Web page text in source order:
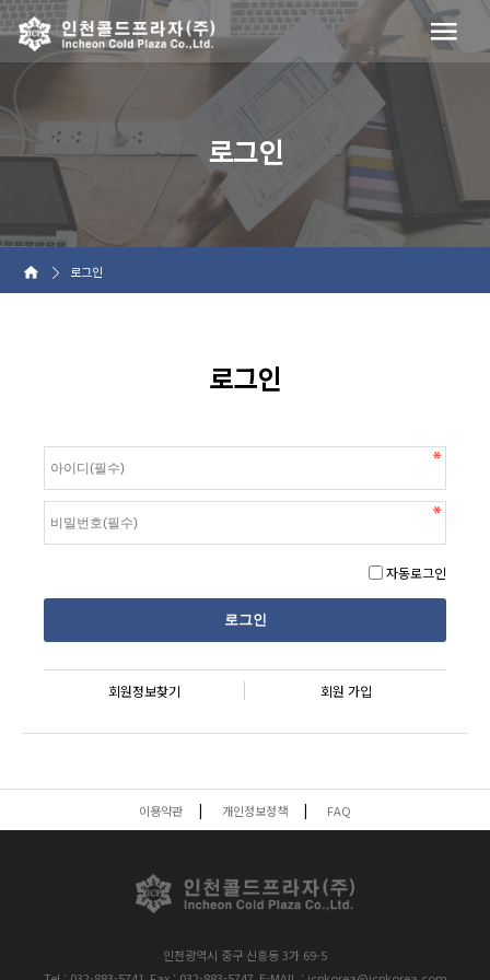
로그인
로그인
로그인
자동로그인
회원정보찾기 회원 가입
이용약관 개인정보정책 FAQ
인천광역시 중구 신흥동 3가 69-5